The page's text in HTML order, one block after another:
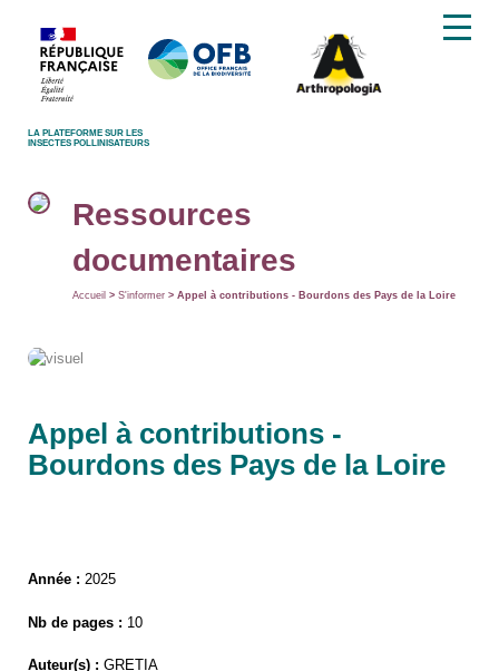
LA PLATEFORME SUR LES
INSECTES POLLINISATEURS
Ressources
documentaires
Accueil > S'informer> Appel à contributions - Bourdons des Pays de la Loire
Appel à contributions -
Bourdons des Pays de la Loire
Année : 2025
Nb de pages : 10
Auteur(s) : GRETIA